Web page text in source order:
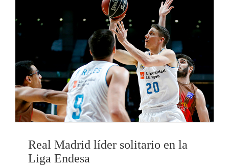
Real Madrid líder solitario en la
Liga Endesa